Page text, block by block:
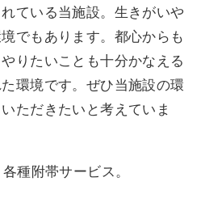
ている当施設。生きがいや
でもあります。都心からも
りたいことも十分かなえる
環境です。ぜひ当施設の環
ただきたいと考えていま
種附帯サービス。